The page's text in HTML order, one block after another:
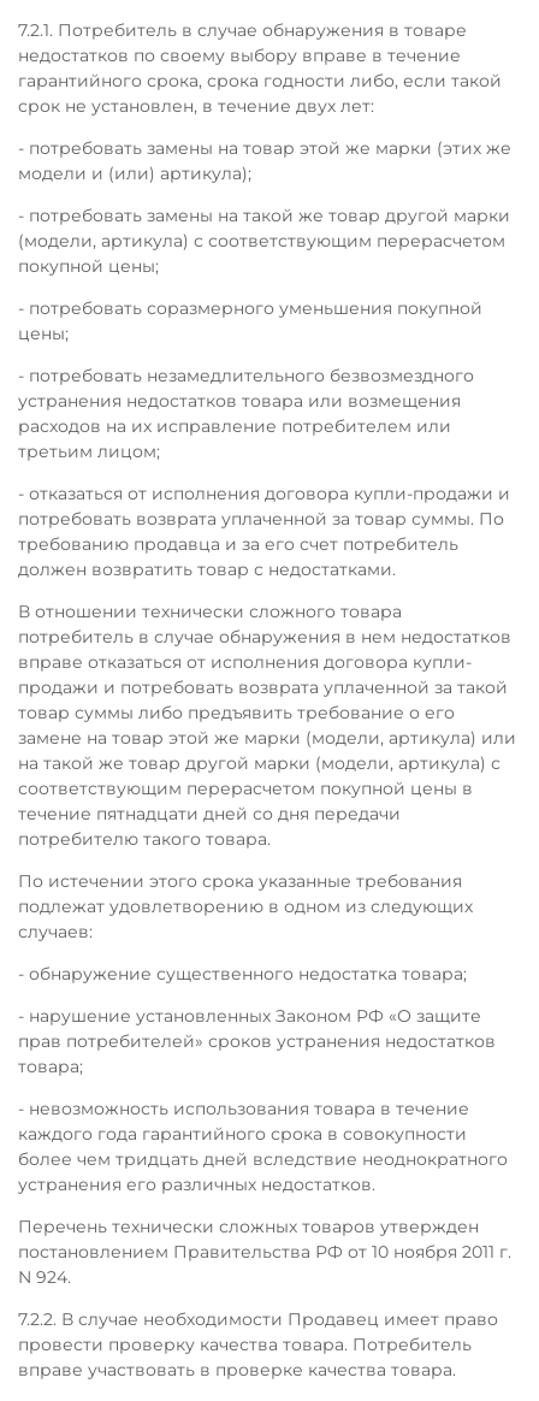
7.2.1. Потребитель в случае обнаружения в товаре
недостатков по своему выбору вправе в течение
гарантийного срока, срока годности либо, если такой
срок не установлен, в течение двух лет:
- потребовать замены на товар этой же марки (этих же
модели и (или) артикула);
- потребовать замены на такой же товар другой марки
(модели, артикула) с соответствующим перерасчетом
покупной цены;
- потребовать соразмерного уменьшения покупной
цены;
- потребовать незамедлительного безвозмездного
устранения недостатков товара или возмещения
расходов на их исправление потребителем или
третьим лицом;
- отказаться от исполнения договора купли-продажи и
потребовать возврата уплаченной за товар суммы. По
требованию продавца и за его счет потребитель
должен возвратить товар с недостатками.
В отношении технически сложного товара
потребитель в случае обнаружения в нем недостатков
вправе отказаться от исполнения договора купли-
продажи и потребовать возврата уплаченной за такой
товар суммы либо предъявить требование о его
замене на товар этой же марки (модели, артикула) или
на такой же товар другой марки (модели, артикула) с
соответствующим перерасчетом покупной цены в
течение пятнадцати дней со дня передачи
потребителю такого товара.
По истечении этого срока указанные требования
подлежат удовлетворению в одном из следующих
случаев:
- обнаружение существенного недостатка товара;
- нарушение установленных Законом РФ «О защите
прав потребителей» сроков устранения недостатков
товара;
- невозможность использования товара в течение
каждого года гарантийного срока в совокупности
более чем тридцать дней вследствие неоднократного
устранения его различных недостатков.
Перечень технически сложных товаров утвержден
постановлением Правительства РФ от 10 ноября 2011 г.
N 924.
7.2.2. В случае необходимости Продавец имеет право
провести проверку качества товара. Потребитель
вправе участвовать в проверке качества товара.